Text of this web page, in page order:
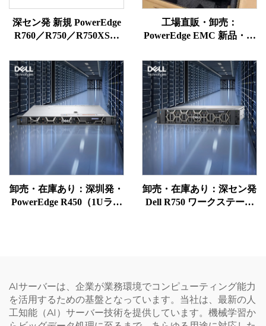
深セン発 新規 PowerEdge
R760／R750／R750XS／
Power Edge ラックサーバ
ー
工場直販・卸売：
PowerEdge EMC 新品・純
R770（1U／2Uラック型コ
ンピュータ）、NAS、クラ
ウドストレージ、Intel
ERPサーバー
卸売・在庫あり：深圳発・
PowerEdge R450（1Uラッ
卸売・在庫あり：深セン発
Dell R750 ワークステーシ
AIサーバーは、企業が業務環境でコンピューティング能力
を活用するための基盤となっています。当社は、最新の人
工知能（AI）サーバー技術を提供しています。機械学習か